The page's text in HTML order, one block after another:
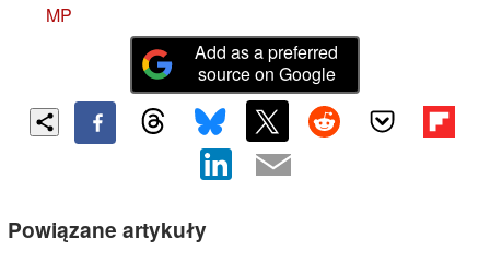
MP
Add as a preferred
source on Google
Powiązane artykuły